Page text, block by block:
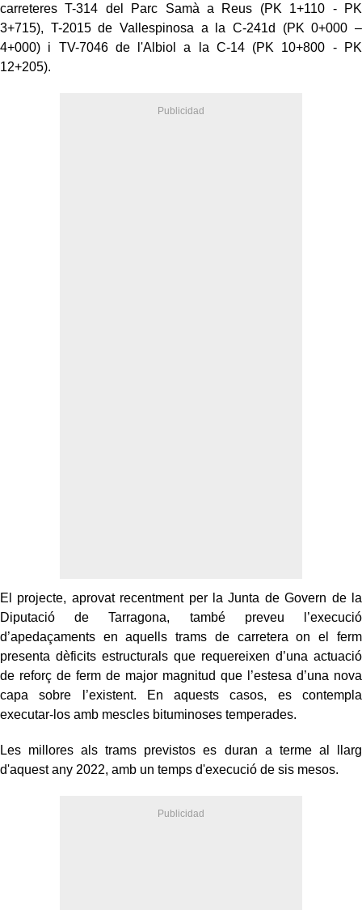
carreteres T-314 del Parc Samà a Reus (PK 1+110 - PK
3+715), T-2015 de Vallespinosa a la C-241d (PK 0+000 –
4+000) i TV-7046 de l'Albiol a la C-14 (PK 10+800 - PK
12+205).
El projecte, aprovat recentment per la Junta de Govern de la
Diputació de Tarragona, també preveu l’execució
d’apedaçaments en aquells trams de carretera on el ferm
presenta dèficits estructurals que requereixen d’una actuació
de reforç de ferm de major magnitud que l’estesa d’una nova
capa sobre l’existent. En aquests casos, es contempla
executar-los amb mescles bituminoses temperades.
Les millores als trams previstos es duran a terme al llarg
d'aquest any 2022, amb un temps d'execució de sis mesos.